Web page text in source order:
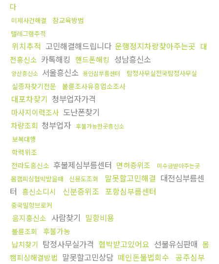
다
미제사건해결 참교육방법
텔레그램추적
위치추적 고민해결해드립니다 운행정지차량찾아주는곳 대
전흥신소 카톡해킹 핸드폰해킹 성남흥신소
양산흥신소 서울흥신소 용인심부름센터 탐정사무실전국탐정사무실
실종자찾기전문 불륜조사유흥업소조사
대포차찾기 청부업자가격
마사지이력조사 도난폰찾기
차량조회 청부업자 후불가능한곳흥신소
보복대행
학력위조
전라도흥신소 후불제심부름센터 면허증위조 미수금받아주는곳
몸캠피싱협박받을때 신용도조회 말못할고민해결 대전심부름센
터 흥신소디시 신분증위조 포항심부름센터
중국밀항브로커
음지흥신소 사람찾기 밀항비용
불륜조회
후불가능
납치찾기 탐정사무실가격 협박받고있어요 선불유심판매 몸
캠피싱해결방법 말못할고민상담 떼인돈불법회수 공주심부